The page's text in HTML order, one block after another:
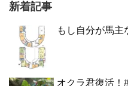
新着記事
もし自分が馬主
オクラ君復活！